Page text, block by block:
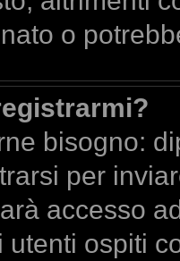
o
bisogno:
per
accesso
ospiti